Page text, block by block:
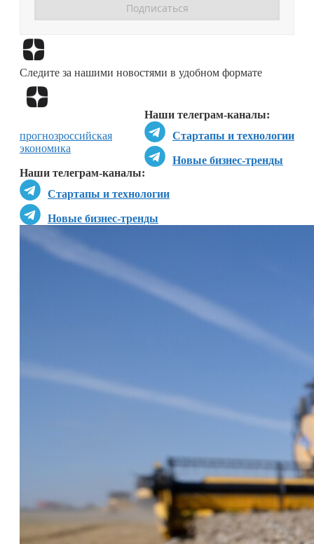
Следите за нашими новостями в удобном формате
Наши телеграм-каналы:
Стартапы и технологии
Новые бизнес-тренды
Наши телеграм-каналы:
Стартапы и технологии
Новые бизнес-тренды
прогнозроссийская
экономика